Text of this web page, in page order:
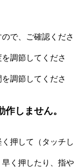
で、ご確認くださ
調節してくださ
調節してくださ
しません。
押して（タッチし
く押したり、指や